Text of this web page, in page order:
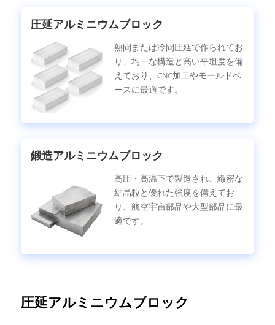
圧延アルミニウムブロック
熱間または冷間圧延で作られてお
り、均一な構造と高い平坦度を備
えており、CNC加工やモールドベ
ースに最適です。
鍛造アルミニウムブロック
高圧・高温下で製造され、緻密な
結晶粒と優れた強度を備えてお
り、航空宇宙部品や大型部品に最
適です。
圧延アルミニウムブロック